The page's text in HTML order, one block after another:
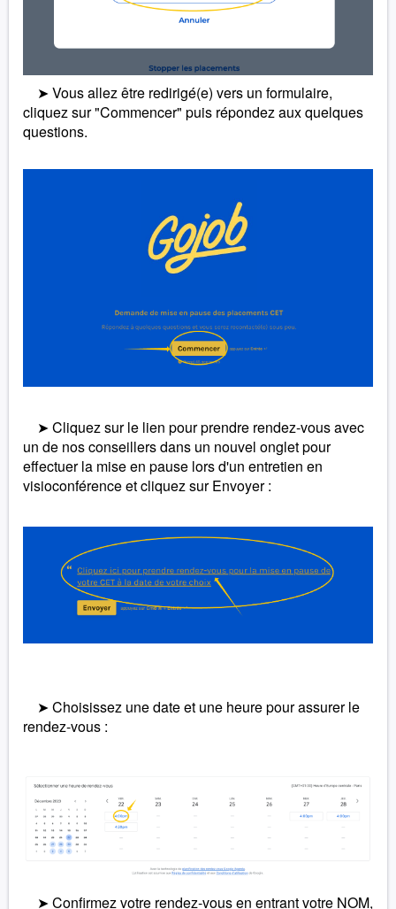
➤ Vous allez être redirigé(e) vers un formulaire,
cliquez sur "Commencer" puis répondez aux quelques
questions.
➤ Cliquez sur le lien pour prendre rendez-vous avec
un de nos conseillers dans un nouvel onglet pour
effectuer la mise en pause lors d'un entretien en
visioconférence et cliquez sur Envoyer :
➤ Choisissez une date et une heure pour assurer le
rendez-vous :
➤ Confirmez votre rendez-vous en entrant votre NOM,